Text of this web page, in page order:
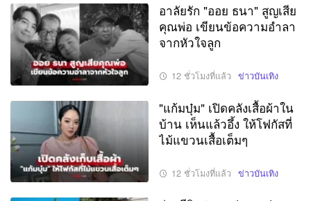
อาลัยรัก "ออย ธนา" สูญเสีย
คุณพ่อ เขียนข้อความอำลา
จากหัวใจลูก
12 ชั่วโมงที่แล้ว ข่าวบันเทิง
"แก้มบุ๋ม" เปิดคลังเสื้อผ้าใน
บ้าน เห็นแล้วอึ้ง ให้โฟกัสที่
ไม้แขวนเสื้อเต็มๆ
12 ชั่วโมงที่แล้ว ข่าวบันเทิง